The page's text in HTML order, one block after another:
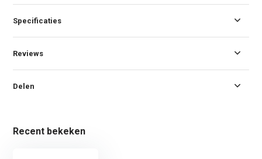
Specificaties
Reviews
Delen
Recent bekeken